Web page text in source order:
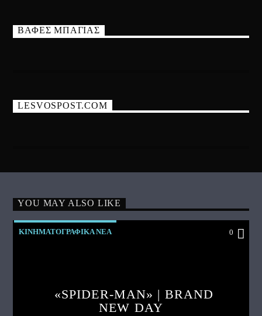
ΒΑΦΕΣ ΜΠΑΓΙΑΣ
LESVOSPOST.COM
YOU MAY ALSO LIKE
ΚΙΝΗΜΑΤΟΓΡΑΦΙΚΑ ΝΕΑ 0
«SPIDER-MAN» | BRAND
NEW DAY